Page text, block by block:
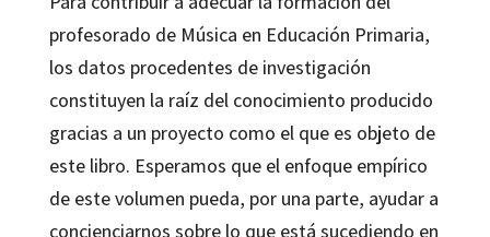
profesorado de Música en Educación Primaria,
los datos procedentes de investigación
constituyen la raíz del conocimiento producido
gracias a un proyecto como el que es objeto de
este libro. Esperamos que el enfoque empírico
de este volumen pueda, por una parte, ayudar a
concienciarnos sobre lo que está sucediendo en